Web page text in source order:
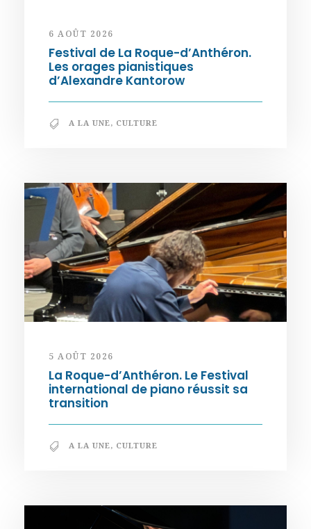
6 AOÛT 2026
Festival de La Roque-d’Anthéron.
Les orages pianistiques
d’Alexandre Kantorow
A LA UNE, CULTURE
5 AOÛT 2026
La Roque-d’Anthéron. Le Festival
international de piano réussit sa
transition
A LA UNE, CULTURE